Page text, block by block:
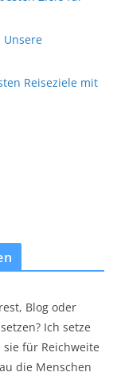
Unsere
Reiseziele mit
Blog oder
Ich setze
für Reichweite
die Menschen